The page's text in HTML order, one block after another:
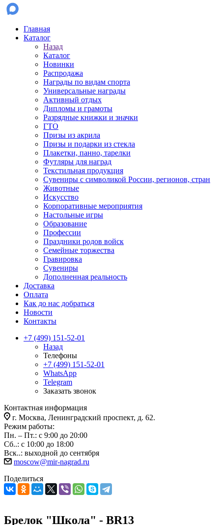
Главная
Каталог
Назад
Каталог
Новинки
Распродажа
Награды по видам спорта
Универсальные награды
Активный отдых
Дипломы и грамоты
Разрядные книжки и значки
ГТО
Призы из акрила
Призы и подарки из стекла
Плакетки, панно, тарелки
Футляры для наград
Текстильная продукция
Сувениры с символикой России, регионов, стран
Животные
Искусство
Корпоративные мероприятия
Настольные игры
Образование
Профессии
Праздники родов войск
Семейные торжества
Гравировка
Сувениры
Дополненная реальность
Доставка
Оплата
Как до нас добраться
Новости
Контакты
+7 (499) 151-52-01
Назад
Телефоны
+7 (499) 151-52-01
WhatsApp
Telegram
Заказать звонок
Контактная информация
г. Москва, Ленинградский проспект, д. 62.
Режим работы:
Пн. – Пт.: с 9:00 до 20:00
Сб..: с 10:00 до 18:00
Вск..: выходной до сентября
moscow@mir-nagrad.ru
Поделиться
Брелок "Школа" - BR13